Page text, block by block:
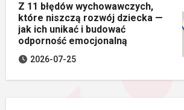
Z 11 błędów wychowawczych,
które niszczą rozwój dziecka —
jak ich unikać i budować
odporność emocjonalną
2026-07-25